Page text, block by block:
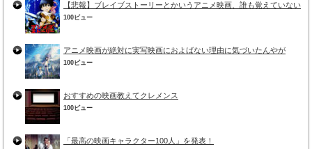
【悲報】ブレイブストーリーとかいうアニメ映画、誰も覚えていない
100ビュー
アニメ映画が絶対に実写映画におよばない理由に気づいたんやが
100ビュー
おすすめの映画教えてクレメンス
100ビュー
「最高の映画キャラクター100人」を発表！